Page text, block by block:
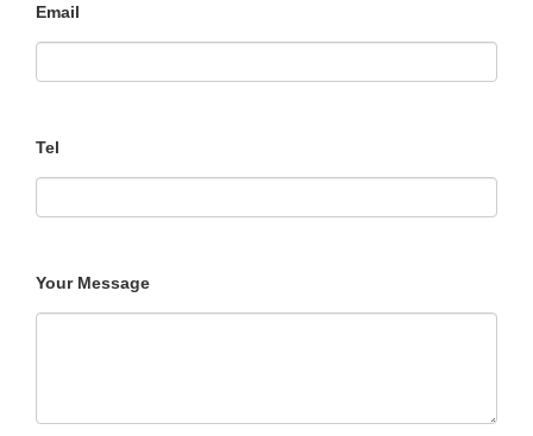
Email
Tel
Your Message